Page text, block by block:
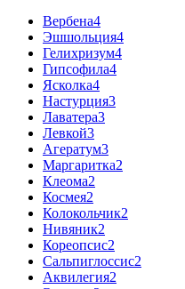
Вербена4
Эшшольция4
Гелихризум4
Гипсофила4
Ясколка4
Настурция3
Лаватера3
Левкой3
Агератум3
Маргаритка2
Клеома2
Космея2
Колокольчик2
Нивяник2
Кореопсис2
Сальпиглоссис2
Аквилегия2